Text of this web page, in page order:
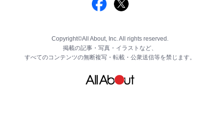
Copyright©All About, Inc. All rights reserved.
掲載の記事・写真・イラストなど、
すべてのコンテンツの無断複写・転載・公衆送信等を禁じます。